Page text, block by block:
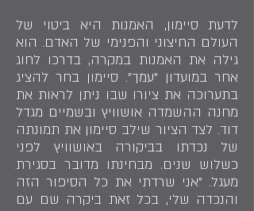
לדעת סיימון, האמנות היא ביטוי של
העולם החיצוני והפנימי של האדם. הוא
גילה את האמנות במקרה, בדרכו לחוג
אחר במועדון "עמך". סיימון בחר להציג
בתערוכה את ציורו שבו ניתן לראות את
מחנה ההשמדה אושוויץ ובשמיים מגדל
דוד. לצד הציור שילב סיימון את תמונתה
של נכדתו בביקורה באושוויץ לפני
כשלוש שנים. מבחינתו מדובר בסגירת
מעגל. "אני שרדתי את כל הסיפור הזה
והנכדה שלי, בכל זאת ביקרה שם עם